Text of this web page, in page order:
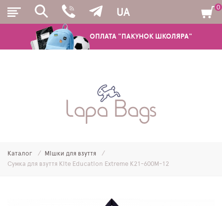
ОПЛАТА "ПАКУНОК ШКОЛЯРА"
UA
ШКІЛЬНІ РЮКЗАКИ ТА РАНЦІ
МОЛОДІЖНІ РЮКЗАКИ
0
Каталог
Мішки для взуття
Сумка для взуття Kite Education Extreme K21-600M-12